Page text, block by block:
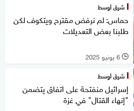
شرق أوسط
حماس: لم نرفض مقترح ويتكوف لكن
طلبنا بعض التعديلات
l 6 يونيو 2025
شرق أوسط
إسرائيل منفتحة على اتفاق يتضمن
"إنهاء القتال" في غزة